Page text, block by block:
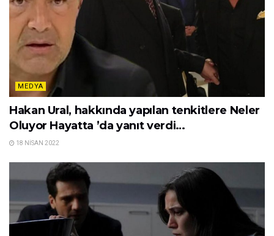
MEDYA
Hakan Ural, hakkında yapılan tenkitlere Neler
Oluyor Hayatta ’da yanıt verdi…
18 NISAN 2022